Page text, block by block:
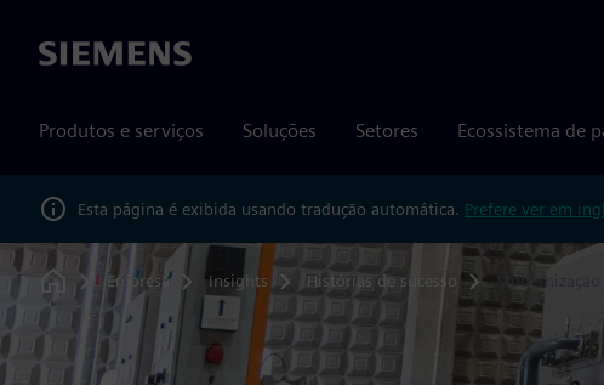
Siemens
Produtos e serviços Soluções Setores Ecossistema de
Esta página é exibida usando tradução automática. Prefere ver em
Home
Empresa Insights Histórias de sucesso Modernização